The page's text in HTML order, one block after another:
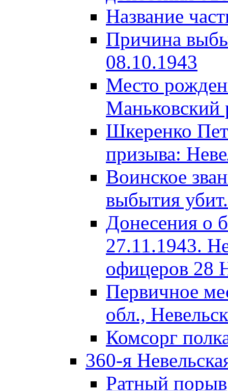
Название
Причина
08.10.1943
Место
Маньковский
Шкеренко
призыва:
Воинское
выбытия убит.
Донесения о
27.11.1943.
офицеров 28
Первичное
обл.,
Комсорг
360-я
Ратный порыв